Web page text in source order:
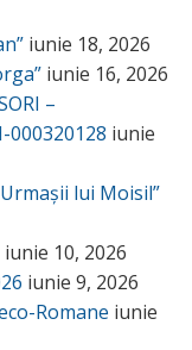
iunie 18, 2026
iunie 16, 2026
–
000320128 iunie
lui Moisil”
iunie 10, 2026
iunie 9, 2026
Romane iunie